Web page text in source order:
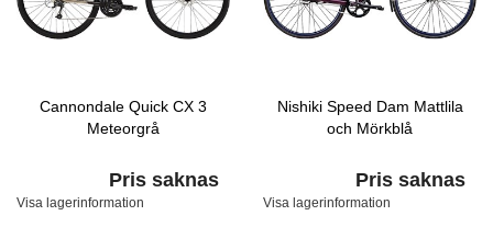
Cannondale Quick CX 3
Meteorgrå
Pris saknas
Visa lagerinformation
Nishiki Speed Dam Mattlila
och Mörkblå
Pris saknas
Visa lagerinformation